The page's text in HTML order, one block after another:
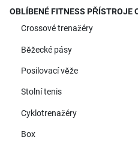
OBLÍBENÉ FITNESS PŘÍSTROJE
Crossové trenažéry
Běžecké pásy
Posilovací věže
Stolní tenis
Cyklotrenažéry
Box